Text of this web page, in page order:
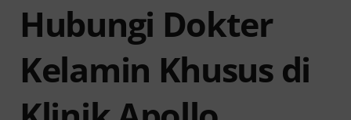
Hubungi Dokter
Kelamin Khusus di